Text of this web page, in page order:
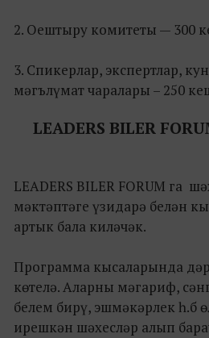
2. Оештыру комитеты — 300
3. Спикерлар, экспертлар,
мәгълүмат чаралары – 250
LEADERS BILER
LEADERS BILER FORUM га
мәктәптәге үзидарә белән
артык бала киләчәк.
Программа кысаларында
көтелә. Аларны мәгариф,
белем бирү, эшмәкәрлек һ.б
ирешкән шәхесләр алып